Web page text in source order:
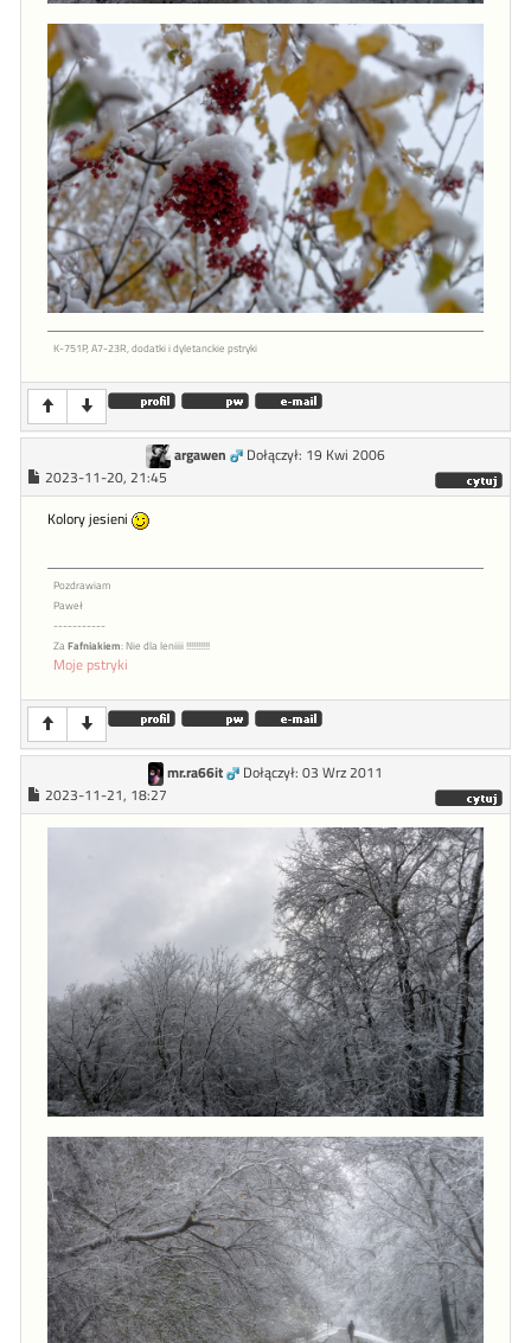
K-751P, A7-23R, dodatki i dyletanckie pstryki
argawen
Dołączył: 19 Kwi 2006
2023-11-20, 21:45
Kolory jesieni
Pozdrawiam
Paweł
-----------
Za Fafniakiem: Nie dla leniiii !!!!!!!!!!
Moje pstryki
mr.ra66it
Dołączył: 03 Wrz 2011
2023-11-21, 18:27